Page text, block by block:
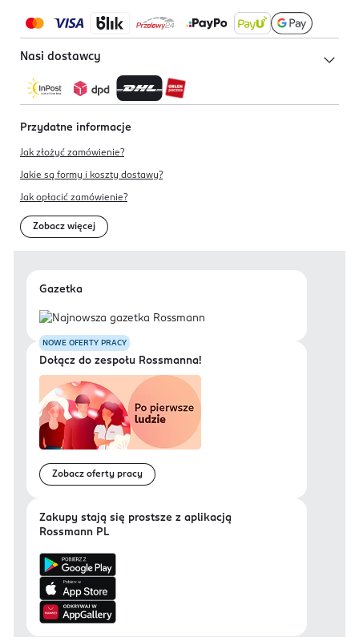
Nasi dostawcy
Przydatne informacje
Jak złożyć zamówienie?
Jakie są formy i koszty dostawy?
Jak opłacić zamówienie?
Zobacz więcej
Gazetka
NOWE OFERTY PRACY
Dołącz do zespołu Rossmanna!
Zobacz oferty pracy
Zakupy stają się prostsze z aplikacją
Rossmann PL